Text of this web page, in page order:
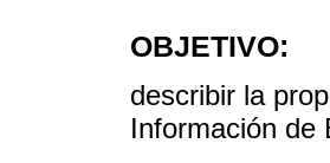
OBJETIVO:
describir la
Información de